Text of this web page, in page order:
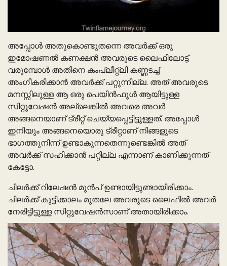
അപ്പോൾ അതുകൊണ്ടുതന്നെ അവർക്ക് ഒരു
ഇമോഷണൽ കണക്ഷൻ അവരുടെ ലൈഫിലോട്ട്
വരുമ്പോൾ അതിനെ കംപ്ലീറ്റ്ലി കണ്ണടച്ച്
അംഗീകരിക്കാൻ അവർക്ക് പറ്റുന്നില്ല. അത് അവരുടെ
മനസ്സിലുള്ള ആ ഒരു പെയിൻഫുൾ ആയിട്ടുള്ള
സിറ്റുവേഷൻ അല്ലെങ്കിൽ അവരെ അവർ
അങ്ങനെയാണ് ട്രീറ്റ് ചെയ്യപ്പെട്ടിട്ടുള്ളത്. അപ്പോൾ
ഇനിയും അങ്ങനെയൊരു ട്രീറ്റാണ് നിങ്ങളുടെ
ഭാഗത്തുനിന്ന് ഉണ്ടാകുന്നതെന്നുണ്ടെങ്കിൽ അത്
അവർക്ക് സഹിക്കാൻ പറ്റില്ല എന്നാണ് കാണിക്കുന്നത്
കേട്ടോ.
ചിലർക്ക് റിലേഷൻ മുൻപ് ഉണ്ടായിട്ടുണ്ടായിരിക്കാം.
ചിലർക്ക് കുട്ടിക്കാലം മുതലേ അവരുടെ ലൈഫിൽ അവർ
നേരിട്ടിട്ടുള്ള സിറ്റുവേഷൻസാണ് അതായിരിക്കാം.